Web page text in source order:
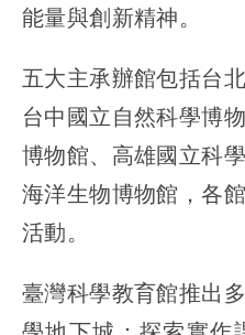
能量與創新精神。
五大主承辦館包括台
台中國立自然科學博
博物館、高雄國立科
海洋生物博物館，各
活動。
臺灣科學教育館推出